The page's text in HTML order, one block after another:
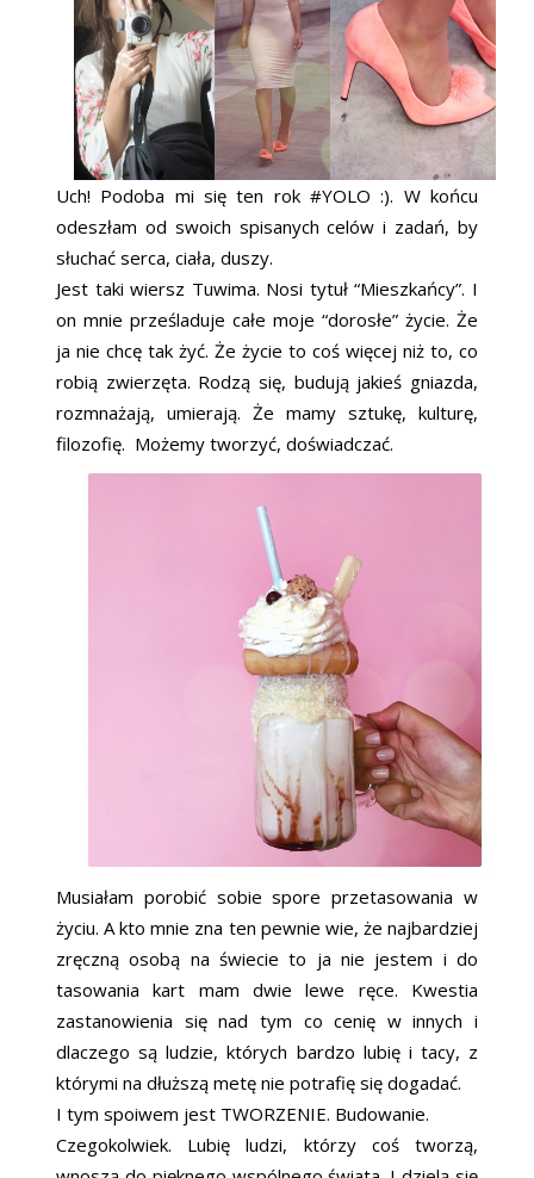
Uch! Podoba mi się ten rok #YOLO :). W końcu
odeszłam od swoich spisanych celów i zadań, by
słuchać serca, ciała, duszy.
Jest taki wiersz Tuwima. Nosi tytuł “Mieszkańcy”. I
on mnie prześladuje całe moje “dorosłe” życie. Że
ja nie chcę tak żyć. Że życie to coś więcej niż to, co
robią zwierzęta. Rodzą się, budują jakieś gniazda,
rozmnażają, umierają. Że mamy sztukę, kulturę,
filozofię. Możemy tworzyć, doświadczać.
Musiałam porobić sobie spore przetasowania w
życiu. A kto mnie zna ten pewnie wie, że najbardziej
zręczną osobą na świecie to ja nie jestem i do
tasowania kart mam dwie lewe ręce. Kwestia
zastanowienia się nad tym co cenię w innych i
dlaczego są ludzie, których bardzo lubię i tacy, z
którymi na dłuższą metę nie potrafię się dogadać.
I tym spoiwem jest TWORZENIE. Budowanie.
Czegokolwiek. Lubię ludzi, którzy coś tworzą,